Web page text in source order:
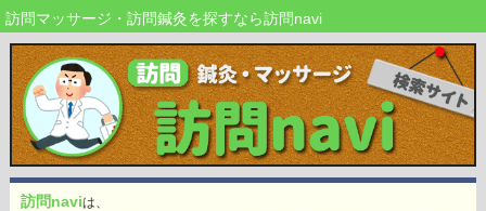
訪問マッサージ・訪問鍼灸を探すなら訪問navi
訪問naviは、